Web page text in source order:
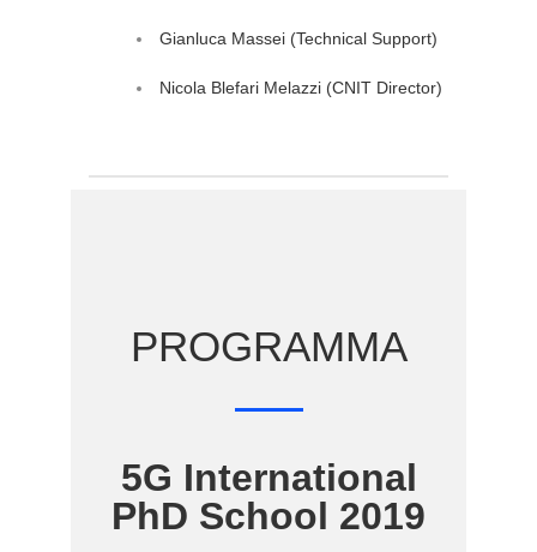
Gianluca Massei (Technical Support)
Nicola Blefari Melazzi (CNIT Director)
PROGRAMMA
5G International
PhD School 2019